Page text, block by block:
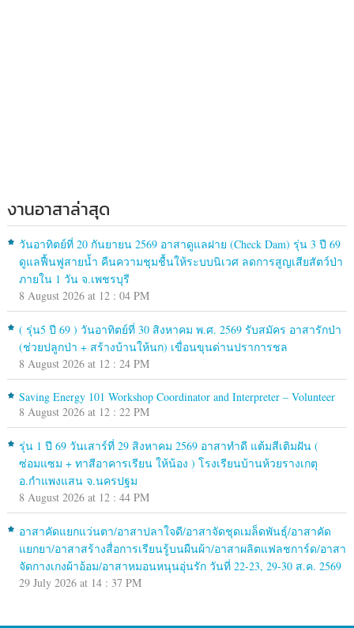
งานอาสาล่าสุด
วันอาทิตย์ที่ 20 กันยายน 2569 อาสาดูแลฝาย (Check Dam) รุ่น 3 ปี 69
ดูแลฟื้นฟูสายน้ำ คืนความชุมชื้นให้ระบบนิเวศ ลดการสูญเสียสัตว์ป่า
ภายใน 1 วัน จ.เพชรบุรี
8 August 2026 at 12 : 04 PM
( รุ่น5 ปี 69 ) วันอาทิตย์ที่ 30 สิงหาคม พ.ศ. 2569 รับสมัคร อาสารักป่า
(ช่วยปลูกป่า + สร้างบ้านให้นก) เขื่อนขุนด่านปราการชล
8 August 2026 at 12 : 24 PM
Saving Energy 101 Workshop Coordinator and Interpreter – Volunteer
8 August 2026 at 12 : 22 PM
รุ่น 1 ปี 69 วันเสาร์ที่ 29 สิงหาคม 2569 อาสาทำดี แต้มสีเติมฝัน (
ซ่อมแซม + ทาสีอาคารเรียน ให้น้อง ) โรงเรียนบ้านห้วยรางเกตุ
อ.กำแพงแสน จ.นครปฐม
8 August 2026 at 12 : 44 PM
อาสาคัดแยกแว่นตา/อาสาปลาใจดี/อาสาจัดชุดเมล็ดพันธุ์/อาสาคัด
แยกยา/อาสาสร้างสื่อการเรียนรู้บนผืนผ้า/อาสาผลิตแฟลชการ์ด/อาสา
จัดกางเกงผ้าอ้อม/อาสาหมอนหนุนอุ่นรัก วันที่ 22-23, 29-30 ส.ค. 2569
29 July 2026 at 14 : 37 PM